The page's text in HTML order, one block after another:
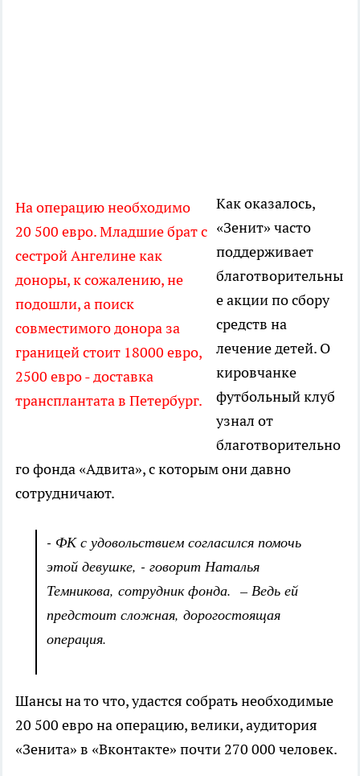
На операцию необходимо
20 500 евро. Младшие брат с
сестрой Ангелине как
доноры, к сожалению, не
подошли, а поиск
совместимого донора за
границей стоит 18000 евро,
2500 евро - доставка
трансплантата в Петербург.
Как оказалось,
«Зенит» часто
поддерживает
благотворительны
е акции по сбору
средств на
лечение детей. О
кировчанке
футбольный клуб
узнал от
благотворительно
го фонда «Адвита», с которым они давно
сотрудничают.
- ФК с удовольствием согласился помочь
этой девушке, - говорит Наталья
Темникова, сотрудник фонда. – Ведь ей
предстоит сложная, дорогостоящая
операция.
Шансы на то что, удастся собрать необходимые
20 500 евро на операцию, велики, аудитория
«Зенита» в «Вконтакте» почти 270 000 человек.